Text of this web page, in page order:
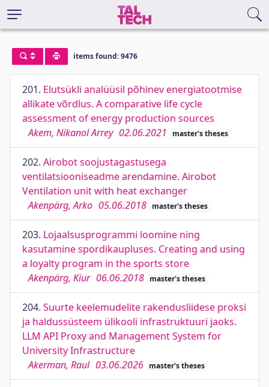
items found: 9476
201. Elutsükli analüüsil põhinev energiatootmise
allikate võrdlus. A comparative life cycle
assessment of energy production sources
Akem, Nikanol Arrey 02.06.2021 master's theses
202. Airobot soojustagastusega
ventilatsiooniseadme arendamine. Airobot
Ventilation unit with heat exchanger
Akenpärg, Arko 05.06.2018 master's theses
203. Lojaalsusprogrammi loomine ning
kasutamine spordikaupluses. Creating and using
a loyalty program in the sports store
Akenpärg, Kiur 06.06.2018 master's theses
204. Suurte keelemudelite rakendusliidese proksi
ja haldussüsteem ülikooli infrastruktuuri jaoks.
LLM API Proxy and Management System for
University Infrastructure
Akerman, Raul 03.06.2026 master's theses